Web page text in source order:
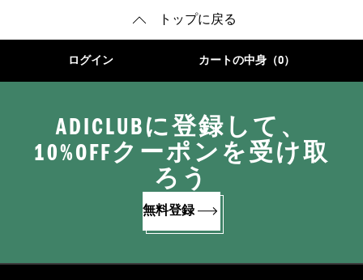
トップに戻る
ログイン カートの中身（0）
ADICLUBに登録して、
10%OFFクーポンを受け取
ろう
無料登録